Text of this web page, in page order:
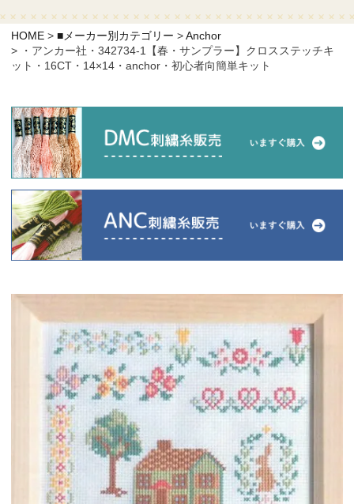
カテゴリーから探す
取り扱いブランドから探す
当店について
よくあるご質問
ご利用ガイド
返品特約について
新規会員登録
会員規約について
特定商取引法について
個人情報取り扱いについて
HOME ■メーカー別カテゴリー
Anchor
・アンカー社・342734-1【春・サンプラー】クロスステッチキ
ット・16CT・14×14・anchor・初心者向簡単キット